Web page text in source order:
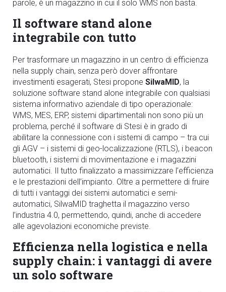
parole, è un magazzino in cui il solo WMS non basta.
Il software stand alone
integrabile con tutto
Per trasformare un magazzino in un centro di efficienza
nella supply chain, senza però dover affrontare
investimenti esagerati, Stesi propone SilwaMID, la
soluzione software stand alone integrabile con qualsiasi
sistema informativo aziendale di tipo operazionale:
WMS, MES, ERP, sistemi dipartimentali non sono più un
problema, perché il software di Stesi è in grado di
abilitare la connessione con i sistemi di campo – tra cui
gli AGV – i sistemi di geo-localizzazione (RTLS), i beacon
bluetooth, i sistemi di movimentazione e i magazzini
automatici. Il tutto finalizzato a massimizzare l’efficienza
e le prestazioni dell’impianto. Oltre a permettere di fruire
di tutti i vantaggi dei sistemi automatici e semi-
automatici, SilwaMID traghetta il magazzino verso
l’industria 4.0, permettendo, quindi, anche di accedere
alle agevolazioni economiche previste.
Efficienza nella logistica e nella
supply chain: i vantaggi di avere
un solo software